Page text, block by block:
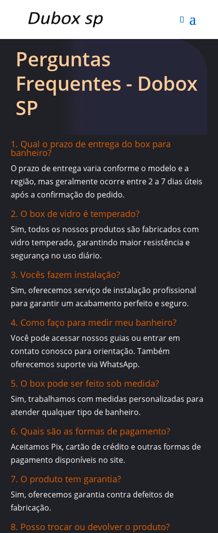
Perguntas
Frequentes - Dobox
SP
1. Qual o prazo de entrega do box para
banheiro?
O prazo de entrega varia conforme o modelo e a
região, mas geralmente ocorre entre 2 a 7 dias úteis
após a confirmação do pedido.
2. O box de vidro é temperado?
Sim, todos os nossos produtos são fabricados com
vidro temperado, garantindo maior resistência e
segurança no uso diário.
3. Vocês fazem instalação?
Sim, oferecemos serviço de instalação profissional
para garantir um acabamento perfeito e seguro.
4. Como faço para medir meu banheiro?
Você pode acessar nossos guias ou entrar em
contato conosco para orientação. Também
oferecemos suporte via WhatsApp.
5. O box pode ser feito sob medida?
Sim, trabalhamos com medidas personalizadas para
atender qualquer tipo de banheiro.
6. Quais são as formas de pagamento?
Aceitamos Pix, cartão de crédito e outras formas de
pagamento disponíveis no site.
7. O produto tem garantia?
Sim, oferecemos garantia contra defeitos de
fabricação.
8. Posso trocar ou devolver o produto?